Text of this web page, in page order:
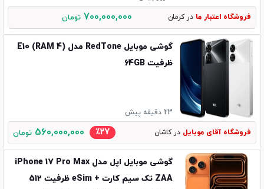
فروشگاه اعتبار ما در کرمان 700,000,000 تومان
گوشی موبایل RedTone مدل (E10 (RAM 4
ظرفیت 64GB
23 دقیقه پیش
فروشگاه آقای موبایل در کاشان ٪27 560,000,000 تومان
گوشی موبایل اپل مدل iPhone 17 Pro Max
ZAA تک سیم کارت + eSim ظرفیت 512